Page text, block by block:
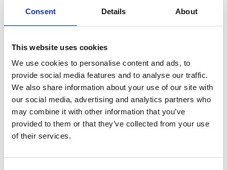
Consent Details About
This website uses cookies
We use cookies to personalise content and ads, to
provide social media features and to analyse our traffic.
We also share information about your use of our site with
our social media, advertising and analytics partners who
may combine it with other information that you’ve
provided to them or that they’ve collected from your use
of their services.
opengaande bomen
€839,74 Incl. BTW
Op voorraad bij onze leverancier, levertermijn 1-2 weken.
Gratis verzending
Toevoegen aan winkelwagen